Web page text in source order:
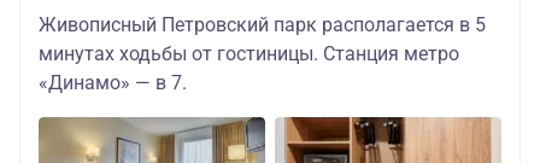
Живописный Петровский парк располагается в 5
минутах ходьбы от гостиницы. Станция метро
«Динамо» — в 7.